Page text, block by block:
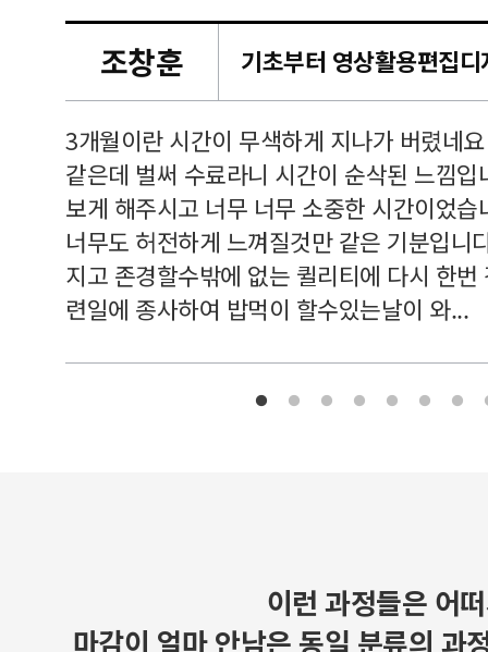
조창훈
3개월이란 시간이 무색하게 지나가 버렸네
같은데 벌써 수료라니 시간이 순삭된 느낌
보게 해주시고 너무 너무 소중한 시간이었
너무도 허전하게 느껴질것만 같은 기분입니
지고 존경할수밖에 없는 퀼리티에 다시 한
련일에 종사하여 밥먹이 할수있는날이 와...
이런 과정들은 어
마감이 얼마 안남은 동일 분류의 과